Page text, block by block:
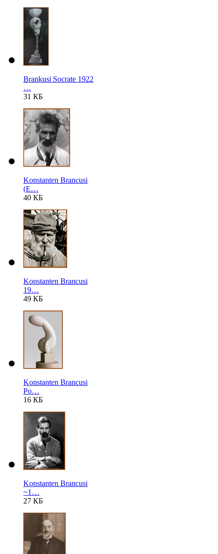
Brankusi Socrate 1922
…
31 КБ
Konstanten Brancusi
(E…
40 КБ
Konstanten Brancusi
19…
49 КБ
Konstanten Brancusi
Po…
16 КБ
Konstanten Brancusi
~1…
27 КБ